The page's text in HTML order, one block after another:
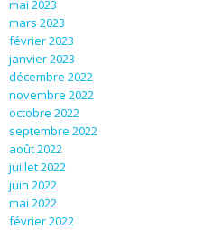
mai 2023
mars 2023
février 2023
janvier 2023
décembre 2022
novembre 2022
octobre 2022
septembre 2022
août 2022
juillet 2022
juin 2022
mai 2022
février 2022